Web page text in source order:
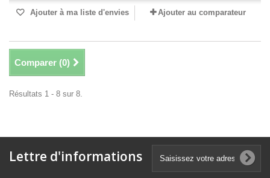
Ajouter à ma liste d'envies Ajouter au comparateur
Comparer (0)
Résultats 1 - 8 sur 8.
Lettre d'informations